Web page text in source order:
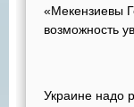
«Мекензиевы
возможность
Украине надо